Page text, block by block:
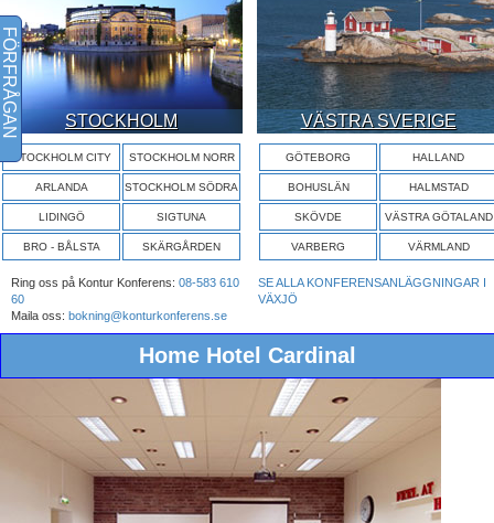
STOCKHOLM
STOCKHOLM CITY STOCKHOLM NORR
ARLANDA STOCKHOLM SÖDRA
LIDINGÖ SIGTUNA
BRO - BÅLSTA SKÄRGÅRDEN
VÄSTRA SVERIGE
GÖTEBORG HALLAND
BOHUSLÄN HALMSTAD
SKÖVDE VÄSTRA GÖTALAND
VARBERG VÄRMLAND
Ring oss på Kontur Konferens: 08-583 610
60
Maila oss: bokning@konturkonferens.se
SE ALLA KONFERENSANLÄGGNINGAR I
VÄXJÖ
Home Hotel Cardinal
FÖRFRÅGAN